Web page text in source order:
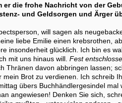
die frohe Nachricht von der
und Geldsorgen und Ärger
will sagen als
liebe Emilie einen krebsrothen,
insonderheit glücklich. Ich bin es
mit uns hinaus will. Fest
Thränen davon abbringen lassen;
Brot zu verdienen. Ich schreib
übers Buchhändlergesindel
angewiesen! Denken Sie sich,